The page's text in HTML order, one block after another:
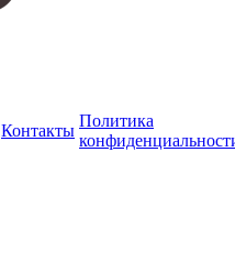
Контакты
Политика